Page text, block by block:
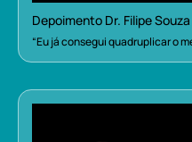
Depoimento Dr. Filipe
“Eu já consegui quadruplicar o